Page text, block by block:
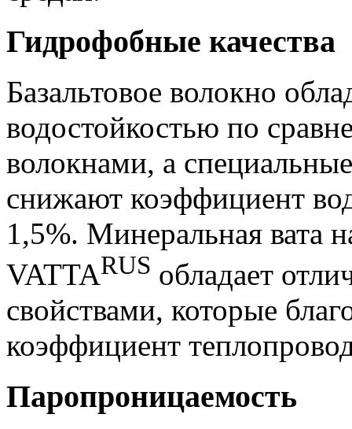
Гидрофобные качества
Базальтовое волокно
водостойкостью по
волокнами, а
снижают коэффициент
1,5%. Минеральная вата
VATTARUS обладает
свойствами, которые
коэффициент
Паропроницаемость